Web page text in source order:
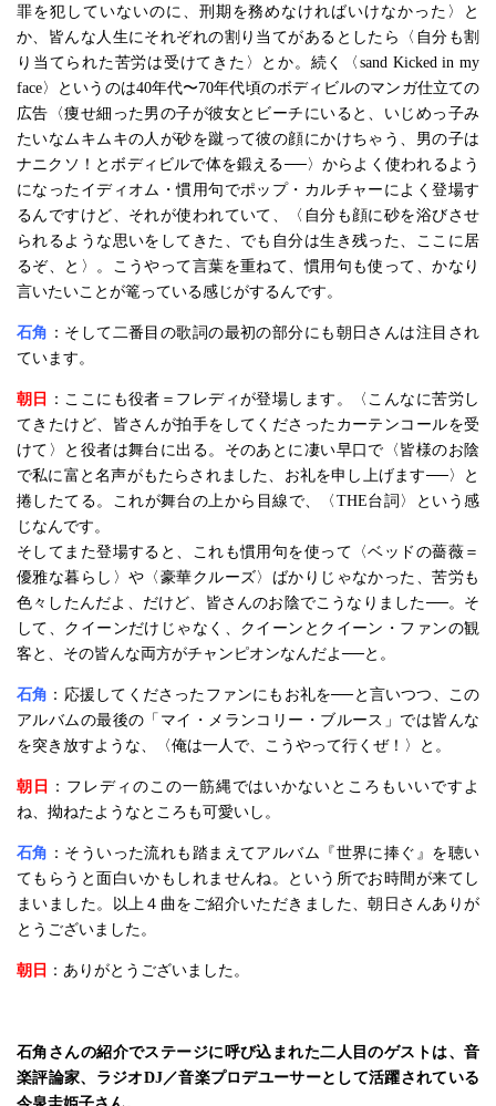
罪を犯していないのに、刑期を務めなければいけなかった〉と
か、皆んな人生にそれぞれの割り当てがあるとしたら〈自分も割
り当てられた苦労は受けてきた〉とか。続く〈sand Kicked in my
face〉というのは40年代〜70年代頃のボディビルのマンガ仕立ての
広告〈痩せ細った男の子が彼女とビーチにいると、いじめっ子み
たいなムキムキの人が砂を蹴って彼の顔にかけちゃう、男の子は
ナニクソ！とボディビルで体を鍛える──〉からよく使われるよう
になったイディオム・慣用句でポップ・カルチャーによく登場す
るんですけど、それが使われていて、〈自分も顔に砂を浴びさせ
られるような思いをしてきた、でも自分は生き残った、ここに居
るぞ、と〉。こうやって言葉を重ねて、慣用句も使って、かなり
言いたいことが篭っている感じがするんです。
石角 ：そして二番目の歌詞の最初の部分にも朝日さんは注目され
ています。
朝日
：ここにも役者＝フレディが登場します。〈こんなに苦労し
てきたけど、皆さんが拍手をしてくださったカーテンコールを受
けて〉と役者は舞台に出る。そのあとに凄い早口で〈皆様のお陰
で私に富と名声がもたらされました、お礼を申し上げます──〉と
捲したてる。これが舞台の上から目線で、〈THE台詞〉という感
じなんです。
そしてまた登場すると、これも慣用句を使って〈ベッドの薔薇＝
優雅な暮らし〉や〈豪華クルーズ〉ばかりじゃなかった、苦労も
色々したんだよ、だけど、皆さんのお陰でこうなりました──。そ
して、クイーンだけじゃなく、クイーンとクイーン・ファンの観
客と、その皆んな両方がチャンピオンなんだよ──と。
石角 ：応援してくださったファンにもお礼を──と言いつつ、この
アルバムの最後の「マイ・メランコリー・ブルース」では皆んな
を突き放すような、〈俺は一人で、こうやって行くぜ！〉と。
朝日
：フレディのこの一筋縄ではいかないところもいいですよ
ね、拗ねたようなところも可愛いし。
石角 ：そういった流れも踏まえてアルバム『世界に捧ぐ』を聴い
てもらうと面白いかもしれませんね。という所でお時間が来てし
まいました。以上４曲をご紹介いただきました、朝日さんありが
とうございました。
朝日 ：ありがとうございました。
石角さんの紹介でステージに呼び込まれた二人目のゲストは、音
楽評論家、ラジオDJ／音楽プロデユーサーとして活躍されている